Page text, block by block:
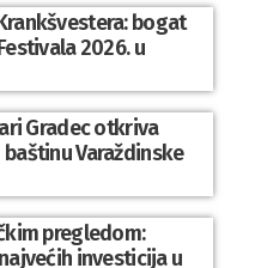
bogat
2026. u
Gradec otkriva
Varaždinske
pregledom:
investicija u